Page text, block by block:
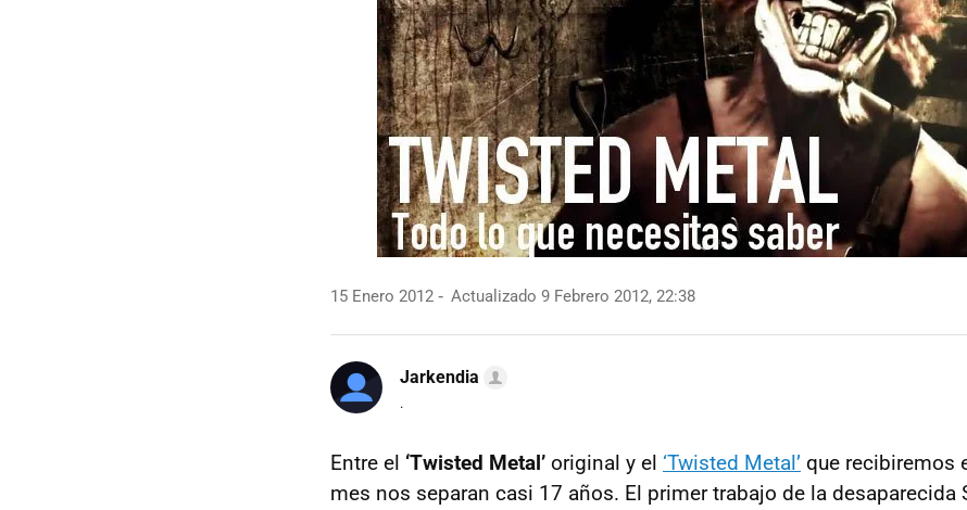
15 Enero 2012 Actualizado 9 Febrero 2012, 22:38
Jarkendia
.
Entre el ‘Twisted Metal’ original y el ‘Twisted Metal’ que recibiremos
mes nos separan casi 17 años. El primer trabajo de la desaparecida